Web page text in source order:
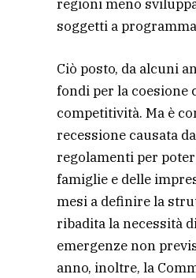
regioni meno
soggetti a
Ciò posto, da alcuni
fondi per la coesione
competitività. Ma è
recessione causata
regolamenti per
famiglie e delle
mesi a definire la
ribadita la necessità
emergenze non
anno, inoltre, la